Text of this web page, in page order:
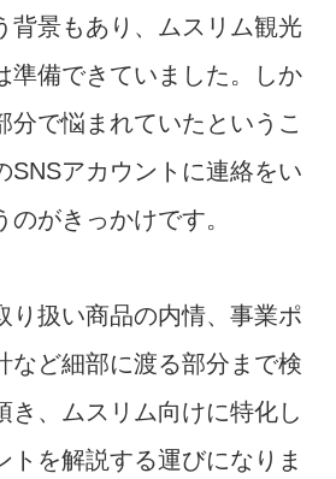
背景もあり、ムスリム観光
準備できていました。しか
分で悩まれていたというこ
SNSアカウントに連絡をい
がきっかけです。
り扱い商品の内情、事業ポ
など細部に渡る部分まで検
き、ムスリム向けに特化し
トを解説する運びになりま